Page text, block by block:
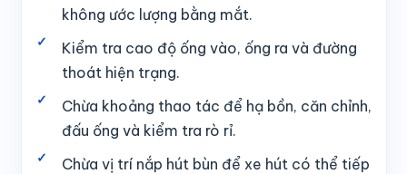
không ước lượng bằng mắt.
Kiểm tra cao độ ống vào, ống ra và đường
thoát hiện trạng.
Chừa khoảng thao tác để hạ bồn, căn chỉnh,
đấu ống và kiểm tra rò rỉ.
Chừa vị trí nắp hút bùn để xe hút có thể tiếp